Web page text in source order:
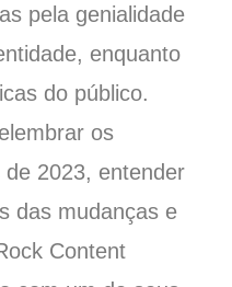
pela genialidade
enquanto
do público.
os
2023, entender
das mudanças e
Content